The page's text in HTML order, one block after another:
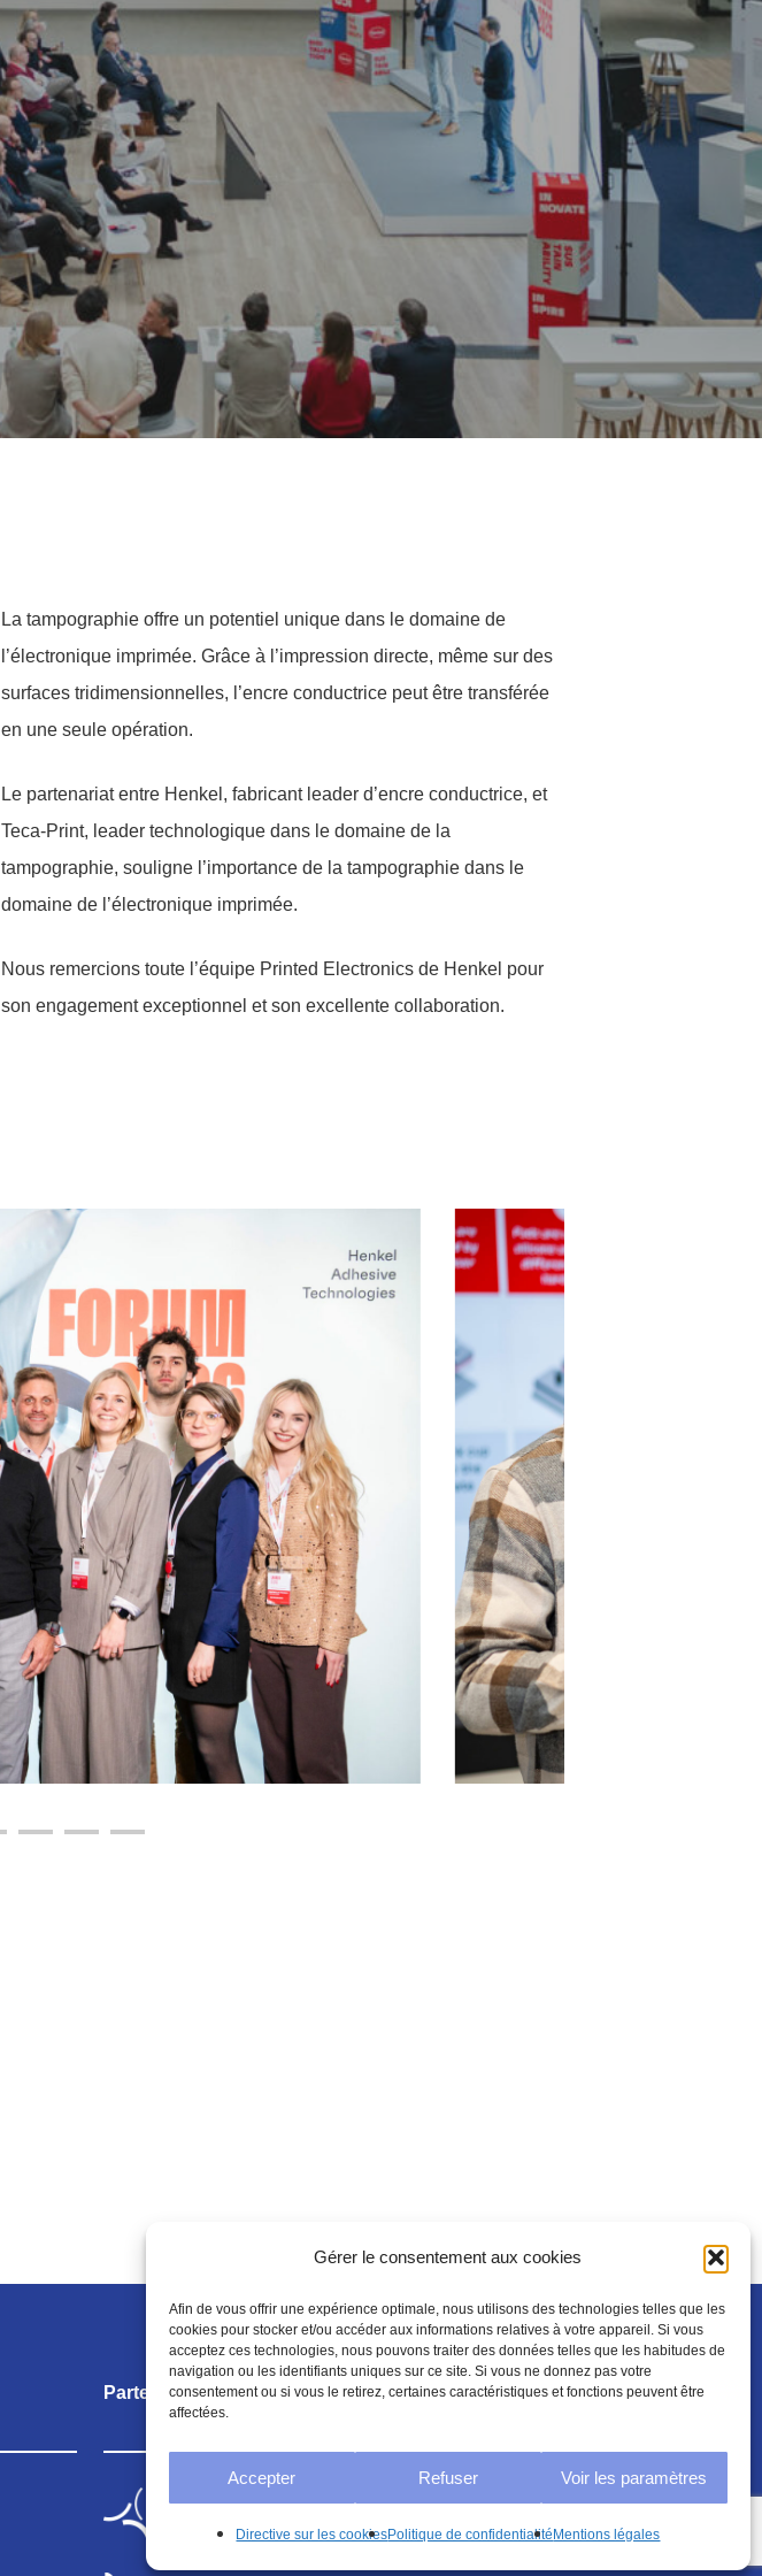
Gérer le consentement aux cookies
Afin de vous offrir une expérience optimale, nous utilisons des technologies telles que les
cookies pour stocker et/ou accéder aux informations relatives à votre appareil. Si vous
acceptez ces technologies, nous pouvons traiter des données telles que les habitudes de
navigation ou les identifiants uniques sur ce site. Si vous ne donnez pas votre
consentement ou si vous le retirez, certaines caractéristiques et fonctions peuvent être
affectées.
Accepter Refuser Voir les paramètres
Directive sur les cookiesPolitique de confidentialité Mentions légales
La tampographie offre un potentiel unique dans le domaine de
l’électronique imprimée. Grâce à l’impression directe, même sur des
surfaces tridimensionnelles, l’encre conductrice peut être transférée
en une seule opération.
Le partenariat entre Henkel, fabricant leader d’encre conductrice, et
Teca-Print, leader technologique dans le domaine de la
tampographie, souligne l’importance de la tampographie dans le
domaine de l’électronique imprimée.
Nous remercions toute l’équipe Printed Electronics de Henkel pour
son engagement exceptionnel et son excellente collaboration.
Partenariats Mentions légales
Mentions légales